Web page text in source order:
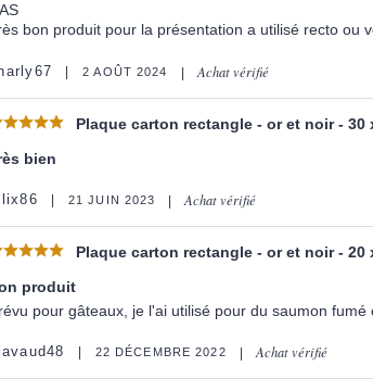
bon produit pour la présentation a utilisé recto ou
2 AOÛT 2024 Achat vérifié
Plaque carton rectangle - or et noir - 30
bien
21 JUIN 2023 Achat vérifié
Plaque carton rectangle - or et noir - 20
produit
pour gâteaux, je l'ai utilisé pour du saumon
22 DÉCEMBRE 2022 Achat vérifié